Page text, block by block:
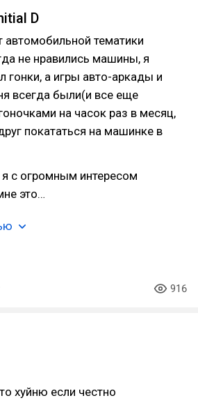
D
автомобильной тематики
не нравились машины, я
гонки, а игры авто-аркады и
всегда были(и все еще
на часок раз в месяц,
покататься на машинке в
я с огромным интересом
это…
916
хуйню если честно